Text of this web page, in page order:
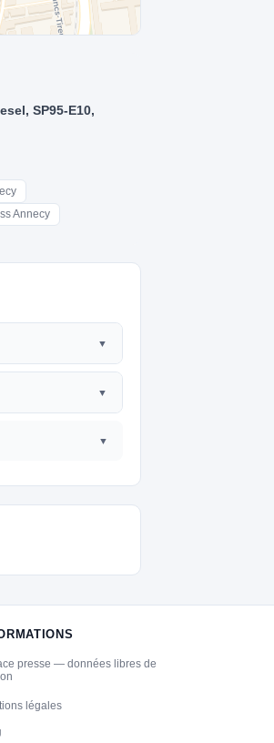
SP95-E10,
Annecy
presse — données libres de
légales